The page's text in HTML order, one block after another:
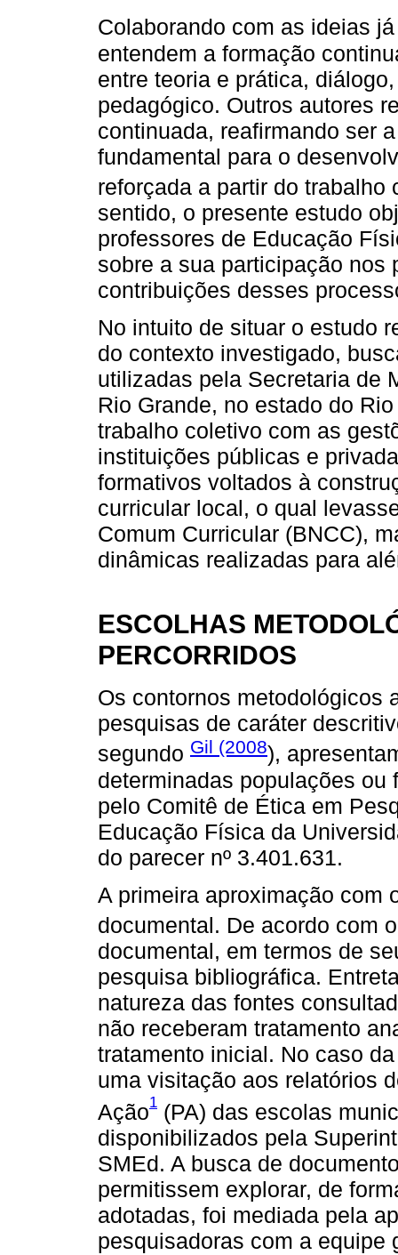
Colaborando com as ideias
entendem a formação
entre teoria e prática,
pedagógico. Outros autores
continuada, reafirmando ser
fundamental para o
reforçada a partir do trabalho
sentido, o presente estudo
professores de Educação
sobre a sua participação nos
contribuições desses
No intuito de situar o estudo
do contexto investigado,
utilizadas pela Secretaria de
Rio Grande, no estado do
trabalho coletivo com as
instituições públicas e
formativos voltados à
curricular local, o qual
Comum Curricular (BNCC),
dinâmicas realizadas para
ESCOLHAS
PERCORRIDOS
Os contornos metodológicos
pesquisas de caráter
segundo Gil (2008),
determinadas populações ou
pelo Comitê de Ética em
Educação Física da
do parecer nº 3.401.631.
A primeira aproximação com
documental. De acordo com
documental, em termos de
pesquisa bibliográfica.
natureza das fontes
não receberam tratamento
tratamento inicial. No caso
uma visitação aos relatórios
Ação1 (PA) das escolas
disponibilizados pela
SMEd. A busca de
permitissem explorar, de
adotadas, foi mediada pela
pesquisadoras com a equipe